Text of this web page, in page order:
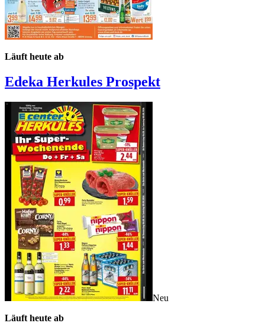
Läuft heute ab
Edeka Herkules Prospekt
Neu
Läuft heute ab